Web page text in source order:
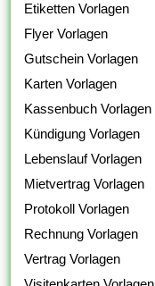
Etiketten Vorlagen
Flyer Vorlagen
Gutschein Vorlagen
Karten Vorlagen
Kassenbuch Vorlagen
Kündigung Vorlagen
Lebenslauf Vorlagen
Mietvertrag Vorlagen
Protokoll Vorlagen
Rechnung Vorlagen
Vertrag Vorlagen